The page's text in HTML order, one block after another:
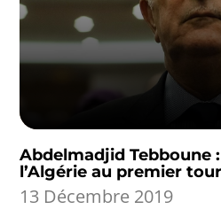
Abdelmadjid Tebboune
l’Algérie au premier
13 Décembre 2019